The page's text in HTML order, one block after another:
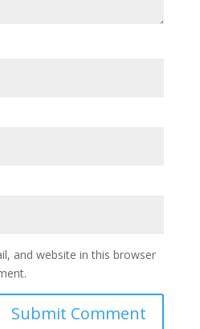
and website in this browser